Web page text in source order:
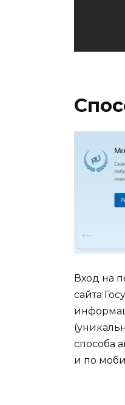
Вход на
сайта
способа
и по